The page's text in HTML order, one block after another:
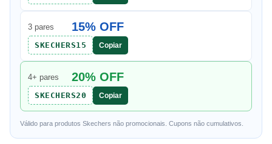
3 pares 15% OFF
SKECHERS15 Copiar
4+ pares 20% OFF
SKECHERS20 Copiar
Válido para produtos Skechers não promocionais. Cupons não cumulativos.